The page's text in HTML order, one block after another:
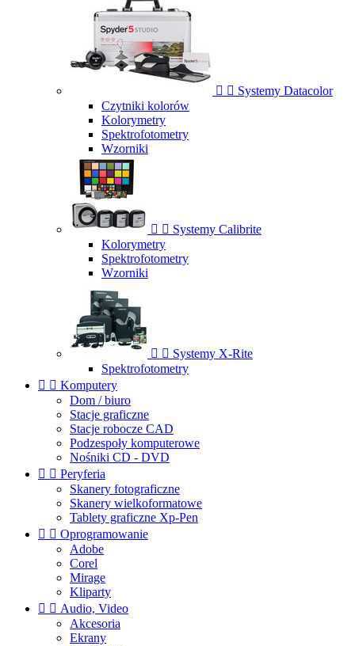
  Systemy Datacolor
Czytniki kolorów
Kolorymetry
Spektrofotometry
Wzorniki
  Systemy Calibrite
Kolorymetry
Spektrofotometry
Wzorniki
  Systemy X-Rite
Spektrofotometry
  Komputery
Dom / biuro
Stacje graficzne
Stacje robocze CAD
Podzespoły komputerowe
Nośniki CD - DVD
  Peryferia
Skanery fotograficzne
Skanery wielkoformatowe
Tablety graficzne Xp-Pen
  Oprogramowanie
Adobe
Corel
Mirage
Kliparty
  Audio, Video
Akcesoria
Ekrany